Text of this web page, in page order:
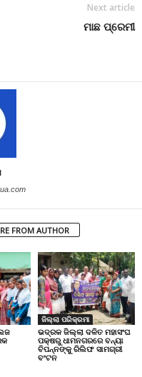
Next article
ମାଛ ପ୍ରେମୀ
FROM AUTHOR
ଜିଲ୍ଲା ପରିକ୍ରମା
ଭଦ୍ରକ ଜିଲ୍ଲା ଦଳିତ ମହାସଂଘ
ପକ୍ଷରୁ ଧାମନଗରରେ ବନ୍ୟା
ବିପନ୍ନଙ୍କୁ ରିଲିଫ ସାମଗ୍ରୀ
ବଂଟନ